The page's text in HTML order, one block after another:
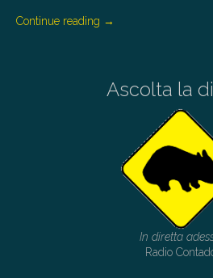
Continue reading →
Ascolta la
In diretta
Radio